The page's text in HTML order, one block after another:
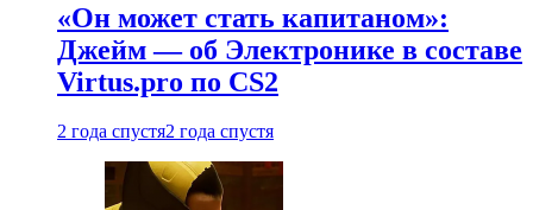
«Он может стать капитаном»:
Джейм — об Электронике в составе
Virtus.pro по CS2
2 года спустя2 года спустя